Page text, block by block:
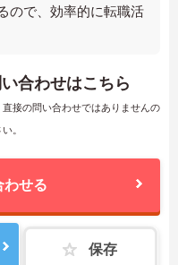
ので、効率的に転職活
合わせはこちら
接の問い合わせではありませんの
。
わせる
保存